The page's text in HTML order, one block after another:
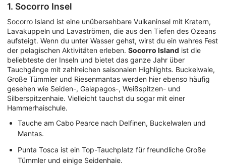
1. Socorro Insel
Socorro Island ist eine unübersehbare Vulkaninsel mit Kratern,
Lavakuppeln und Lavaströmen, die aus den Tiefen des Ozeans
aufsteigt. Wenn du unter Wasser gehst, wirst du ein wahres Fest
der pelagischen Aktivitäten erleben. Socorro Island ist die
beliebteste der Inseln und bietet das ganze Jahr über
Tauchgänge mit zahlreichen saisonalen Highlights. Buckelwale,
Große Tümmler und Riesenmantas werden hier ebenso häufig
gesehen wie Seiden-, Galapagos-, Weißspitzen- und
Silberspitzenhaie. Vielleicht tauchst du sogar mit einer
Hammerhaischule.
Tauche am Cabo Pearce nach Delfinen, Buckelwalen und
Mantas.
Punta Tosca ist ein Top-Tauchplatz für freundliche Große
Tümmler und einige Seidenhaie.